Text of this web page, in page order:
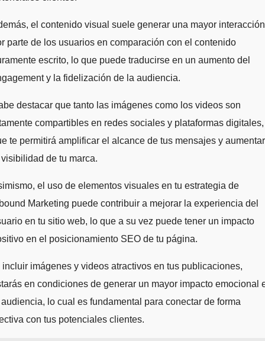
el contenido visual suele generar una mayor interacción
parte de los usuarios en comparación con el contenido
escrito, lo que puede traducirse en un aumento del
y la fidelización de la audiencia.
destacar que tanto las imágenes como los videos son
compartibles en redes sociales y plataformas
te permitirá amplificar el alcance de tus mensajes y aumentar
de tu marca.
el uso de elementos visuales en tu estrategia de
Marketing puede contribuir a mejorar la experiencia del
en tu sitio web, lo que a su vez puede tener un impacto
en el posicionamiento SEO de tu página.
incluir imágenes y videos atractivos en tus publicaciones,
en condiciones de generar un mayor impacto emocional
lo cual es fundamental para conectar de forma
con tus potenciales clientes.